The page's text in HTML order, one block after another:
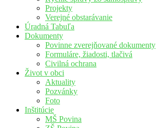
Projekty
Verejné obstarávanie
Úradná Tabuľa
Dokumenty
Povinne zverejňované dokumenty
Formuláre, žiadosti, tlačivá
Civilná ochrana
Život v obci
Aktuality
Pozvánky
Foto
Inštitúcie
MŠ Povina